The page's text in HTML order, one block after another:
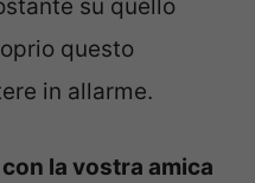
su quello
questo
in allarme.
la vostra amica